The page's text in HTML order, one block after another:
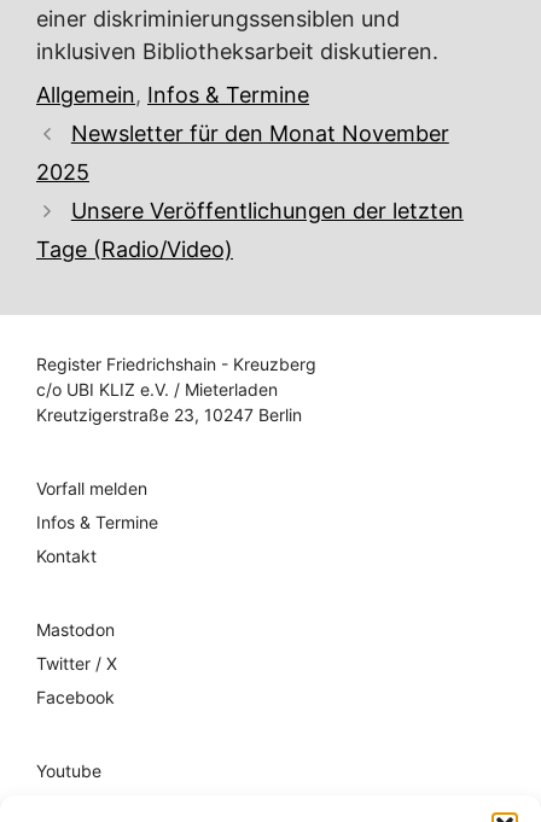
einer diskriminierungssensiblen und
inklusiven Bibliotheksarbeit diskutieren.
Kategorien
Allgemein, Infos & Termine
Newsletter für den Monat November
2025
Unsere Veröffentlichungen der letzten
Tage (Radio/Video)
Register Friedrichshain - Kreuzberg
c/o UBI KLIZ e.V. / Mieterladen
Kreutzigerstraße 23, 10247 Berlin
Vorfall melden
Infos & Termine
Kontakt
Mastodon
Twitter / X
Facebook
Youtube